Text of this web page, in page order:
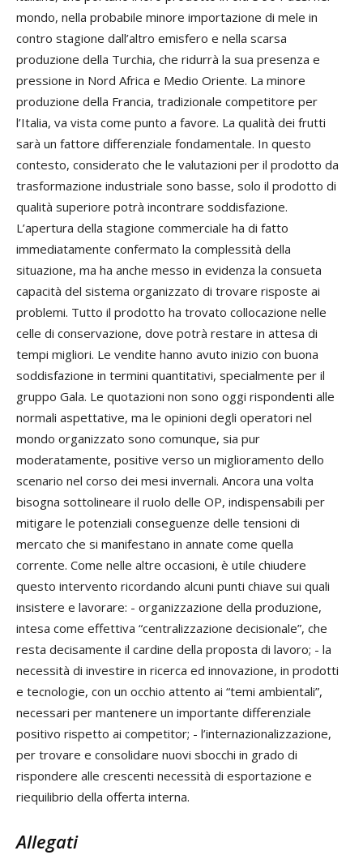
mondo, nella probabile minore importazione di mele in
contro stagione dall’altro emisfero e nella scarsa
produzione della Turchia, che ridurrà la sua presenza e
pressione in Nord Africa e Medio Oriente. La minore
produzione della Francia, tradizionale competitore per
l’Italia, va vista come punto a favore. La qualità dei frutti
sarà un fattore differenziale fondamentale. In questo
contesto, considerato che le valutazioni per il prodotto da
trasformazione industriale sono basse, solo il prodotto di
qualità superiore potrà incontrare soddisfazione.
L’apertura della stagione commerciale ha di fatto
immediatamente confermato la complessità della
situazione, ma ha anche messo in evidenza la consueta
capacità del sistema organizzato di trovare risposte ai
problemi. Tutto il prodotto ha trovato collocazione nelle
celle di conservazione, dove potrà restare in attesa di
tempi migliori. Le vendite hanno avuto inizio con buona
soddisfazione in termini quantitativi, specialmente per il
gruppo Gala. Le quotazioni non sono oggi rispondenti alle
normali aspettative, ma le opinioni degli operatori nel
mondo organizzato sono comunque, sia pur
moderatamente, positive verso un miglioramento dello
scenario nel corso dei mesi invernali. Ancora una volta
bisogna sottolineare il ruolo delle OP, indispensabili per
mitigare le potenziali conseguenze delle tensioni di
mercato che si manifestano in annate come quella
corrente. Come nelle altre occasioni, è utile chiudere
questo intervento ricordando alcuni punti chiave sui quali
insistere e lavorare: - organizzazione della produzione,
intesa come effettiva “centralizzazione decisionale”, che
resta decisamente il cardine della proposta di lavoro; - la
necessità di investire in ricerca ed innovazione, in prodotti
e tecnologie, con un occhio attento ai “temi ambientali”,
necessari per mantenere un importante differenziale
positivo rispetto ai competitor; - l’internazionalizzazione,
per trovare e consolidare nuovi sbocchi in grado di
rispondere alle crescenti necessità di esportazione e
riequilibrio della offerta interna.
Allegati